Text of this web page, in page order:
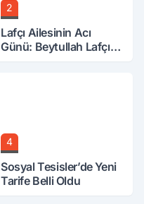
2
Lafçı Ailesinin Acı
Günü: Beytullah Lafçı
4
Sosyal Tesisler’de Yeni
Tarife Belli Oldu